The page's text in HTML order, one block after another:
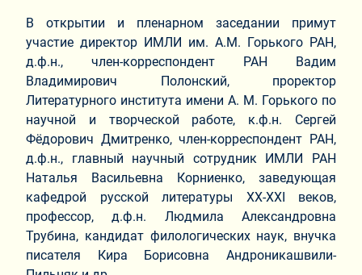
В открытии и пленарном заседании примут
участие директор ИМЛИ им. А.М. Горького РАН,
д.ф.н., член-корреспондент РАН Вадим
Владимирович Полонский, проректор
Литературного института имени А. М. Горького по
научной и творческой работе, к.ф.н. Сергей
Фёдорович Дмитренко, член-корреспондент РАН,
д.ф.н., главный научный сотрудник ИМЛИ РАН
Наталья Васильевна Корниенко, заведующая
кафедрой русской литературы XX-XXI веков,
профессор, д.ф.н. Людмила Александровна
Трубина, кандидат филологических наук, внучка
писателя Кира Борисовна Андроникашвили-